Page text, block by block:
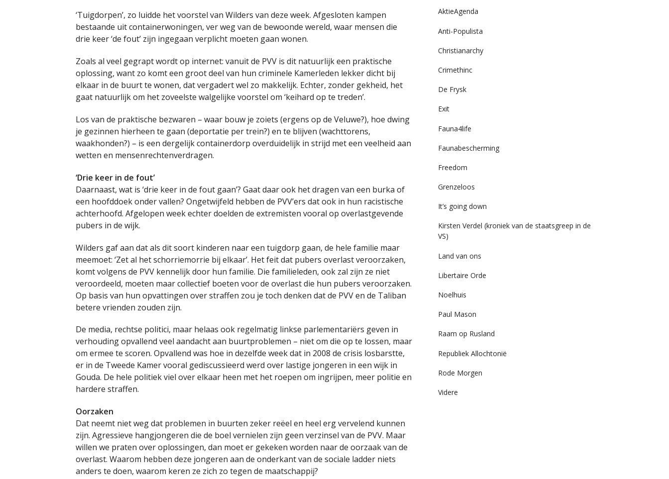
‘Tuigdorpen’, zo luidde het voorstel van Wilders van deze week. Afgesloten kampen
bestaande uit containerwoningen, ver weg van de bewoonde wereld, waar mensen die
drie keer ‘de fout’ zijn ingegaan verplicht moeten gaan wonen.
Zoals al veel gegrapt wordt op internet: vanuit de PVV is dit natuurlijk een praktische
oplossing, want zo komt een groot deel van hun criminele Kamerleden lekker dicht bij
elkaar in de buurt te wonen, dat vergadert wel zo makkelijk. Echter, zonder gekheid, het
gaat natuurlijk om het zoveelste walgelijke voorstel om ‘keihard op te treden’.
Los van de praktische bezwaren – waar bouw je zoiets (ergens op de Veluwe?), hoe dwing
je gezinnen hierheen te gaan (deportatie per trein?) en te blijven (wachttorens,
waakhonden?) – is een dergelijk containerdorp overduidelijk in strijd met een veelheid aan
wetten en mensenrechtenverdragen.
‘Drie keer in de fout’
Daarnaast, wat is ‘drie keer in de fout gaan’? Gaat daar ook het dragen van een burka of
een hoofddoek onder vallen? Ongetwijfeld hebben de PVV’ers dat ook in hun racistische
achterhoofd. Afgelopen week echter doelden de extremisten vooral op overlastgevende
pubers in de wijk.
Wilders gaf aan dat als dit soort kinderen naar een tuigdorp gaan, de hele familie maar
meemoet: ‘Zet al het schorriemorrie bij elkaar’. Het feit dat pubers overlast veroorzaken,
komt volgens de PVV kennelijk door hun familie. Die familieleden, ook zal zijn ze niet
veroordeeld, moeten maar collectief boeten voor de overlast die hun pubers veroorzaken.
Op basis van hun opvattingen over straffen zou je toch denken dat de PVV en de Taliban
betere vrienden zouden zijn.
De media, rechtse politici, maar helaas ook regelmatig linkse parlementariërs geven in
verhouding opvallend veel aandacht aan buurtproblemen – niet om die op te lossen, maar
om ermee te scoren. Opvallend was hoe in dezelfde week dat in 2008 de crisis losbarstte,
er in de Tweede Kamer vooral gediscussieerd werd over lastige jongeren in een wijk in
Gouda. De hele politiek viel over elkaar heen met het roepen om ingrijpen, meer politie en
hardere straffen.
Oorzaken
Dat neemt niet weg dat problemen in buurten zeker reëel en heel erg vervelend kunnen
zijn. Agressieve hangjongeren die de boel vernielen zijn geen verzinsel van de PVV. Maar
willen we praten over oplossingen, dan moet er gekeken worden naar de oorzaak van de
overlast. Waarom hebben deze jongeren aan de onderkant van de sociale ladder niets
anders te doen, waarom keren ze zich zo tegen de maatschappij?
AktieAgenda
Anti-Populista
Christianarchy
Crimethinc
De Frysk
Exit
Fauna4life
Faunabescherming
Freedom
Grenzeloos
It’s going down
Kirsten Verdel (kroniek van de staatsgreep in de
VS)
Land van ons
Libertaire Orde
Noelhuis
Paul Mason
Raam op Rusland
Republiek Allochtonië
Rode Morgen
Videre